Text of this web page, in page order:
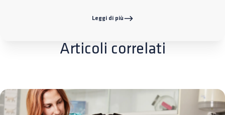
Leggi di più
Articoli correlati